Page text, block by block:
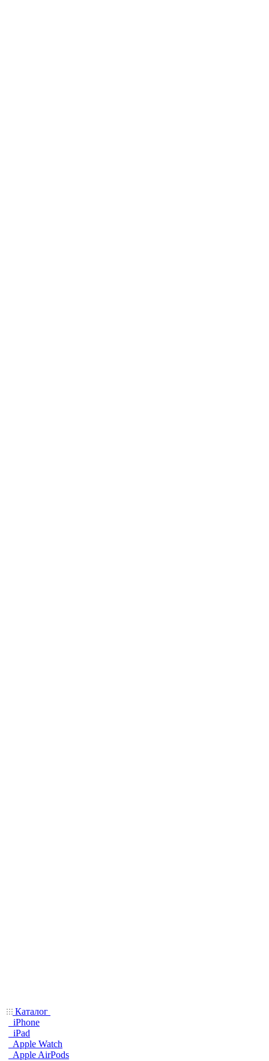
Каталог
iPhone
iPad
Apple Watch
Apple AirPods